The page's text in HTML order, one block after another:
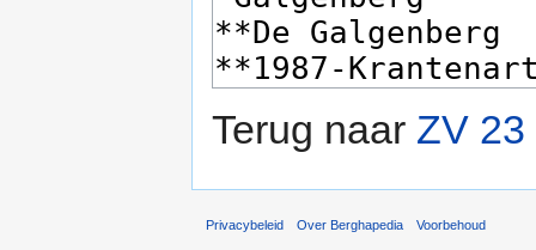
Terug naar ZV
Privacybeleid Over Berghapedia Voorbehoud